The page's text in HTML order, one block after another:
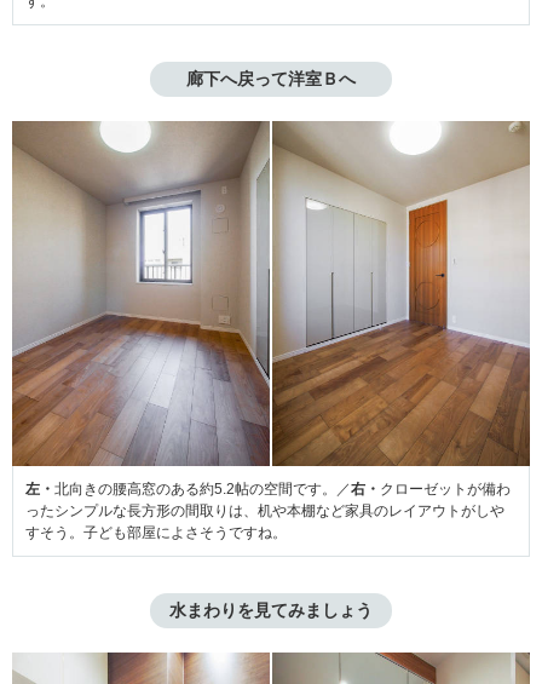
廊下へ戻って洋室Ｂへ
左・ 北向きの腰高窓のある約5.2帖の空間です。／右・ クローゼットが備わ
ったシンプルな長方形の間取りは、机や本棚など家具のレイアウトがしや
すそう。子ども部屋によさそうですね。
水まわりを見てみましょう